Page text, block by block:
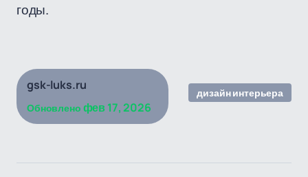
годы.
gsk-luks.ru
Обновлено фев 17, 2026
дизайн интерьера